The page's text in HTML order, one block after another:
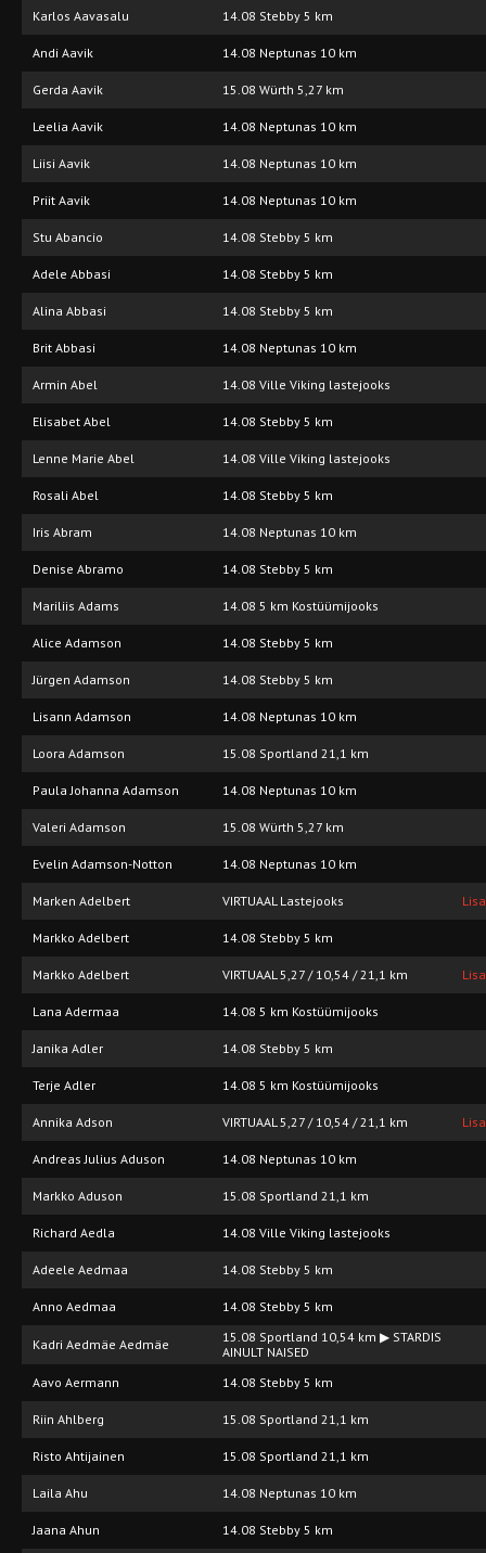
Karlos Aavasalu 14.08 Stebby 5 km
Andi Aavik 14.08 Neptunas 10 km
Gerda Aavik 15.08 Würth 5,27 km
Leelia Aavik 14.08 Neptunas 10 km
Liisi Aavik 14.08 Neptunas 10 km
Priit Aavik 14.08 Neptunas 10 km
Stu Abancio 14.08 Stebby 5 km
Adele Abbasi 14.08 Stebby 5 km
Alina Abbasi 14.08 Stebby 5 km
Brit Abbasi 14.08 Neptunas 10 km
Armin Abel 14.08 Ville Viking lastejooks
Elisabet Abel 14.08 Stebby 5 km
Lenne Marie Abel 14.08 Ville Viking lastejooks
Rosali Abel 14.08 Stebby 5 km
Iris Abram 14.08 Neptunas 10 km
Denise Abramo 14.08 Stebby 5 km
Mariliis Adams 14.08 5 km Kostüümijooks
Alice Adamson 14.08 Stebby 5 km
Jürgen Adamson 14.08 Stebby 5 km
Lisann Adamson 14.08 Neptunas 10 km
Loora Adamson 15.08 Sportland 21,1 km
Paula Johanna Adamson 14.08 Neptunas 10 km
Valeri Adamson 15.08 Würth 5,27 km
Evelin Adamson-Notton 14.08 Neptunas 10 km
Marken Adelbert VIRTUAAL Lastejooks
Markko Adelbert 14.08 Stebby 5 km
Markko Adelbert VIRTUAAL 5,27 / 10,54 / 21,1 km
Lana Adermaa 14.08 5 km Kostüümijooks
Janika Adler 14.08 Stebby 5 km
Terje Adler 14.08 5 km Kostüümijooks
Annika Adson VIRTUAAL 5,27 / 10,54 / 21,1 km
Andreas Julius Aduson 14.08 Neptunas 10 km
Markko Aduson 15.08 Sportland 21,1 km
Richard Aedla 14.08 Ville Viking lastejooks
Adeele Aedmaa 14.08 Stebby 5 km
Anno Aedmaa 14.08 Stebby 5 km
Kadri Aedmäe Aedmäe
15.08 Sportland 10,54 km ▶ STARDIS
AINULT NAISED
Aavo Aermann
14.08 Stebby 5 km
Riin Ahlberg 15.08 Sportland 21,1 km
Risto Ahtijainen 15.08 Sportland 21,1 km
Laila Ahu 14.08 Neptunas 10 km
Jaana Ahun 14.08 Stebby 5 km